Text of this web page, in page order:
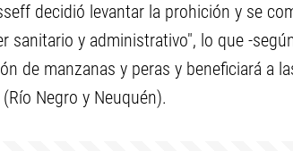
decidió levantar la prohición y se
sanitario y administrativo", lo que -
de manzanas y peras y beneficiará a
Negro y Neuquén).